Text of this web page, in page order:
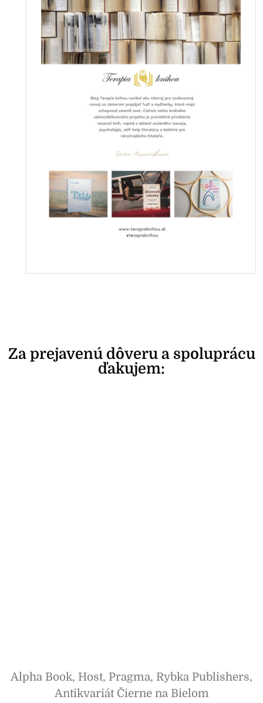
Za prejavenú dôveru a spoluprácu
ďakujem:
Alpha Book, Host, Pragma, Rybka Publishers,
Antikvariát Čierne na Bielom